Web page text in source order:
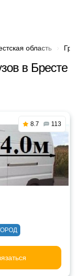
область
в Бресте
8.7 113